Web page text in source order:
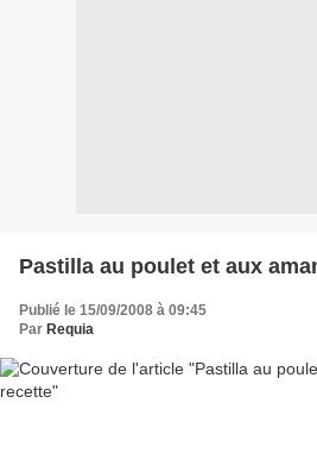
Pastilla au poulet et aux
Publié le 15/09/2008 à 09:45
Par Requia